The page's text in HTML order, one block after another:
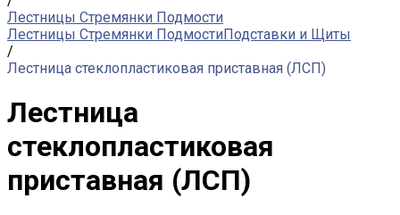
Лестницы Стремянки Подмости
Лестницы Стремянки ПодмостиПодставки и Щиты
/
Лестница стеклопластиковая приставная (ЛСП)
Лестница
стеклопластиковая
приставная (ЛСП)